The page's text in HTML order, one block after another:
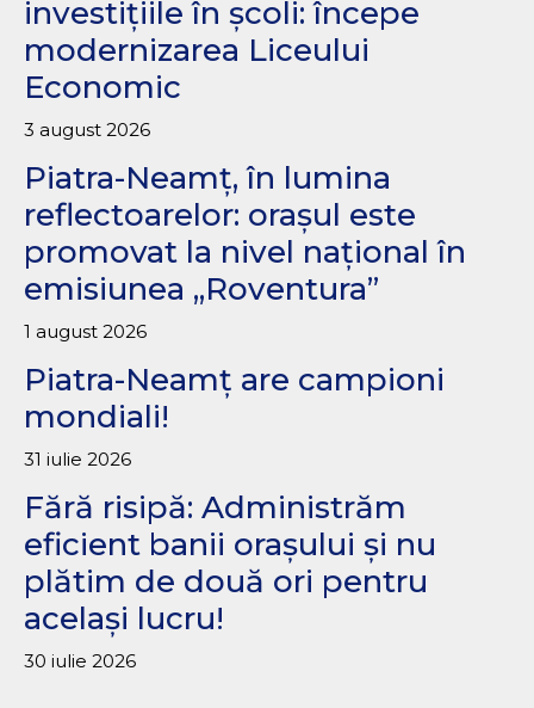
investițiile în școli: începe
modernizarea Liceului
Economic
3 august 2026
Piatra-Neamț, în lumina
reflectoarelor: orașul este
promovat la nivel național în
emisiunea „Roventura”
1 august 2026
Piatra-Neamț are campioni
mondiali!
31 iulie 2026
Fără risipă: Administrăm
eficient banii orașului și nu
plătim de două ori pentru
același lucru!
30 iulie 2026